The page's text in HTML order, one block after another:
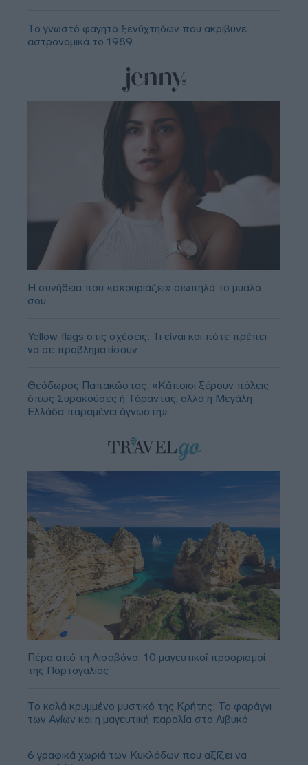
Το γνωστό φαγητό ξενύχτηδων που ακρίβυνε
αστρονομικά το 1989
Η συνήθεια που «σκουριάζει» σιωπηλά το μυαλό
σου
Yellow flags στις σχέσεις: Τι είναι και πότε πρέπει
να σε προβληματίσουν
Θεόδωρος Παπακώστας: «Κάποιοι ξέρουν πόλεις
όπως Συρακούσες ή Τάραντας, αλλά η Μεγάλη
Ελλάδα παραμένει άγνωστη»
Πέρα από τη Λισαβόνα: 10 μαγευτικοί προορισμοί
της Πορτογαλίας
Το καλά κρυμμένο μυστικό της Κρήτης: Το φαράγγι
των Αγίων και η μαγευτική παραλία στο Λιβυκό
6 γραφικά χωριά των Κυκλάδων που αξίζει να